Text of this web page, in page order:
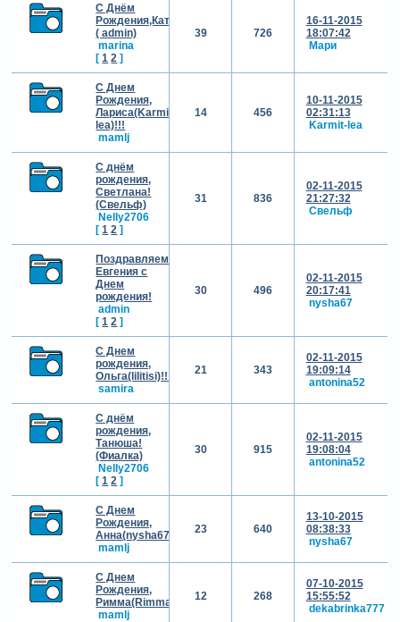
С Днём
Рождения,Катюша!
( admin)
marina
[ 1 2 ]
39 726
16-11-2015
18:07:42
Мари
С Днем
Рождения,
Лариса(Karmit-
lea)!!!
mamlj
14 456
10-11-2015
02:31:13
Karmit-lea
С днём
рождения,
Светлана!
(Свельф)
Nelly2706
[ 1 2 ]
31 836
02-11-2015
21:27:32
Свельф
Поздравляем
Евгения с
Днем
рождения!
admin
[ 1 2 ]
30 496
02-11-2015
20:17:41
nysha67
С Днем
рождения,
Ольга(lilitisi)!!!
samira
21 343
02-11-2015
19:09:14
antonina52
С днём
рождения,
Танюша!
(Фиалка)
Nelly2706
[ 1 2 ]
30 915
02-11-2015
19:08:04
antonina52
С Днем
Рождения,
Анна(nysha67)!!!
mamlj
23 640
13-10-2015
08:38:33
nysha67
С Днем
Рождения,
Римма(Rimma)!!!
mamlj
12 268
07-10-2015
15:55:52
dekabrinka777